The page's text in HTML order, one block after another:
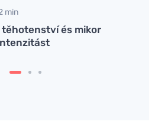
min
és mikor